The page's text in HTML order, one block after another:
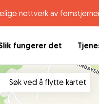
nettverk av
fungerer det
Søk ved å flytte kartet